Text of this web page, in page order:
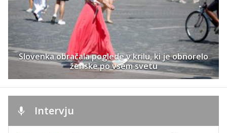
Slovenka obračala poglede v krilu, ki je obnorelo
ženske po vsem svetu
Intervju